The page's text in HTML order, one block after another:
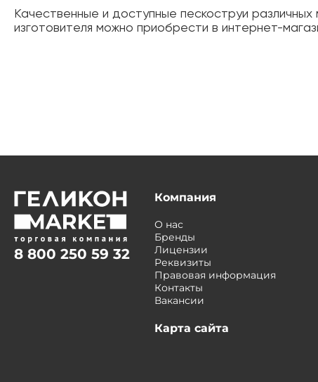
Качественные и доступные пескоструи
изготовителя можно приобрести в интернет-
8 800 250 59 32
Компания
О нас
Бренды
Лицензии
Реквизиты
Правовая информация
Контакты
Вакансии
Карта сайта